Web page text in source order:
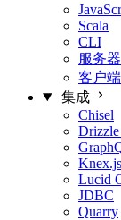
Scala
CLI
服务器
客户端
集成
Chisel
Knex.js
Lucid
JDBC
Quarry